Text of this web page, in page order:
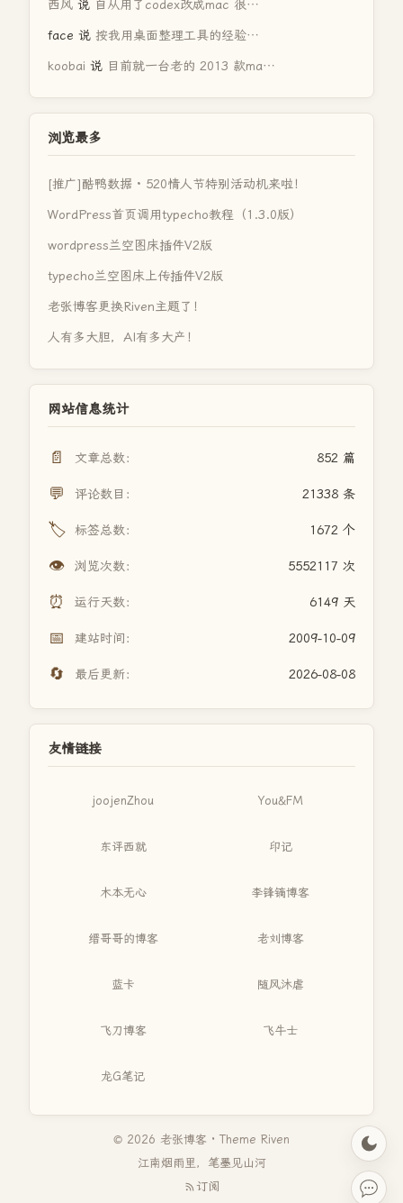
西风 说 自从用了codex改成mac 很…
face 说 按我用桌面整理工具的经验…
koobai 说 目前就一台老的 2013 款ma…
浏览最多
[推广]酷鸭数据 · 520情人节特别活动机来啦！
WordPress首页调用typecho教程（1.3.0版）
wordpress兰空图床插件V2版
typecho兰空图床上传插件V2版
老张博客更换Riven主题了！
人有多大胆，AI有多大产！
网站信息统计
📄 文章总数： 852 篇
💬 评论数目： 21338 条
🏷️ 标签总数： 1672 个
👁️ 浏览次数： 5552117 次
⏰ 运行天数： 6149 天
📅 建站时间： 2009-10-09
🔄 最后更新： 2026-08-08
友情链接
joojenZhou You&FM
东评西就 印记
木本无心 李锋镝博客
缙哥哥的博客 老刘博客
蓝卡 随风沐虐
飞刀博客 飞牛士
龙G笔记
© 2026 老张博客 · Theme Riven
江南烟雨里，笔墨见山河
订阅